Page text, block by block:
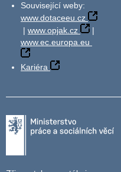
Související weby:
www.dotaceeu.cz
| www.opjak.cz
|
www.ec.europa.eu
Kariéra